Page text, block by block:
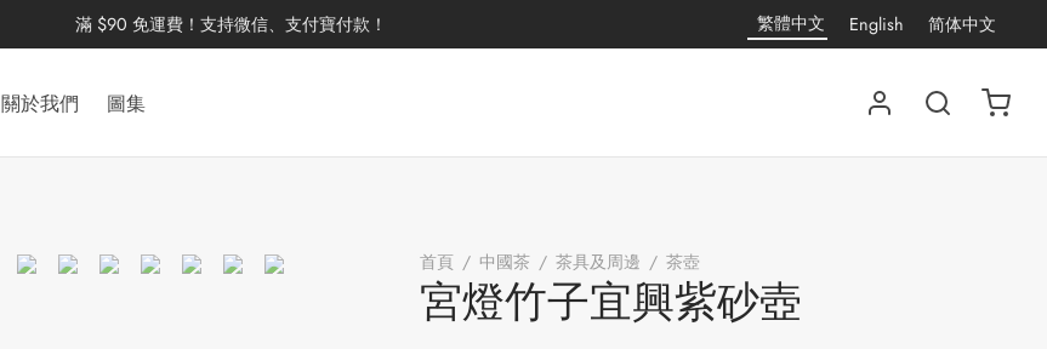
滿 $90 免運費！支持微信、支付寶付款！ 繁體中文 English 简体中文
關於我們 圖集
首頁 / 中國茶 / 茶具及周邊 / 茶壺
宮燈竹子宜興紫砂壺